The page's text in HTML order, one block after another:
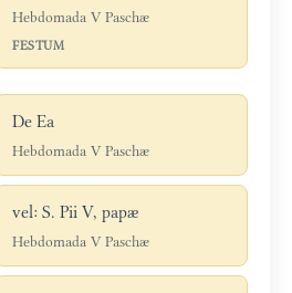
Hebdomada V Paschæ
FESTUM
De Ea
Hebdomada V Paschæ
vel: S. Pii V, papæ
Hebdomada V Paschæ